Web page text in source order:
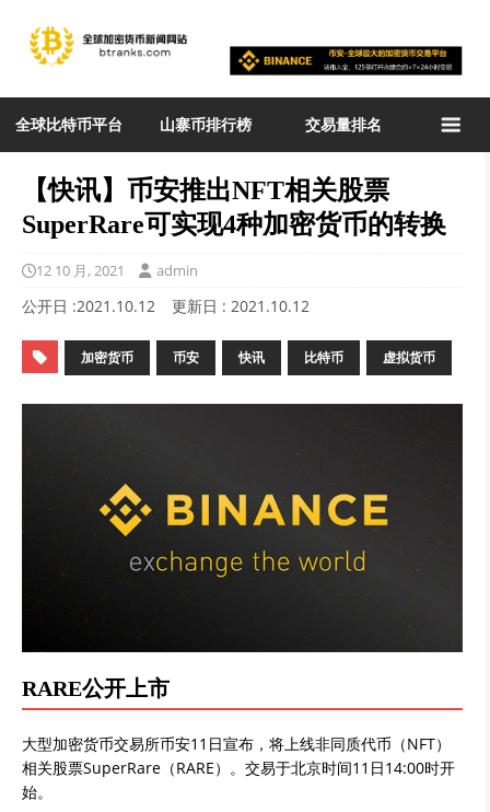
全球比特币平台 山寨币排行榜 交易量排名
【快讯】币安推出NFT相关股票
SuperRare可实现4种加密货币的转换
12 10 月, 2021 admin
公开日 :2021.10.12 更新日 : 2021.10.12
加密货币 币安 快讯 比特币 虚拟货币
RARE公开上市
大型加密货币交易所币安11日宣布，将上线非同质代币（NFT）
相关股票SuperRare（RARE）。交易于北京时间11日14:00时开
始。